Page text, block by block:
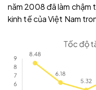
năm 2008 đã làm
kinh tế của Việt Nam